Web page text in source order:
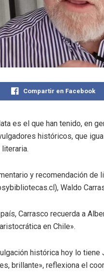
Compartir en Facebook
es el que han tenido, en
históricos, que
y recomendación
Waldo
Carrasco recuerda a
en Chile».
histórica hoy lo
brillante», reflexiona el